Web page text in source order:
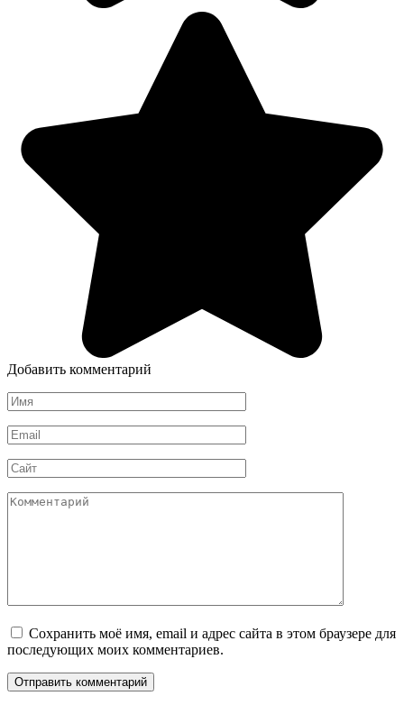
Добавить комментарий
Имя
*
Email
*
Сайт
Комментарий
Сохранить моё имя, email и адрес сайта в этом браузере для
последующих моих комментариев.